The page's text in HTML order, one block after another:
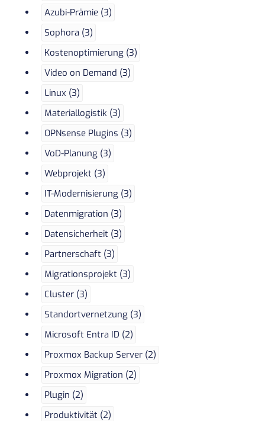
Azubi-Prämie (3)
Sophora (3)
Kostenoptimierung (3)
Video on Demand (3)
Linux (3)
Materiallogistik (3)
OPNsense Plugins (3)
VoD-Planung (3)
Webprojekt (3)
IT-Modernisierung (3)
Datenmigration (3)
Datensicherheit (3)
Partnerschaft (3)
Migrationsprojekt (3)
Cluster (3)
Standortvernetzung (3)
Microsoft Entra ID (2)
Proxmox Backup Server (2)
Proxmox Migration (2)
Plugin (2)
Produktivität (2)